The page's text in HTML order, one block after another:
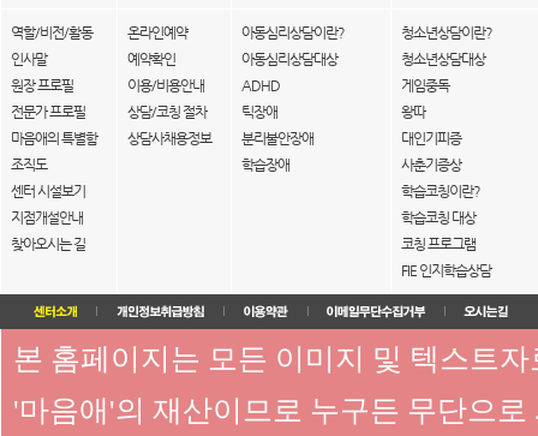
역할/비전/활동
인사말
원장 프로필
전문가 프로필
마음애의 특별함
조직도
센터 시설보기
지점개설안내
찾아오시는 길
온라인예약
예약확인
이용/비용안내
상담/코칭 절차
상담사채용정보
아동심리상담이란?
아동심리상담대상
ADHD
틱장애
분리불안장애
학습장애
청소년상담이란?
청소년상담대상
게임중독
왕따
대인기피증
사춘기증상
학습코칭이란?
학습코칭 대상
코칭 프로그램
FIE 인지학습상담
본 홈페이지는 모든 이미지 및 텍스트
'마음애'의 재산이므로 누구든 무단으